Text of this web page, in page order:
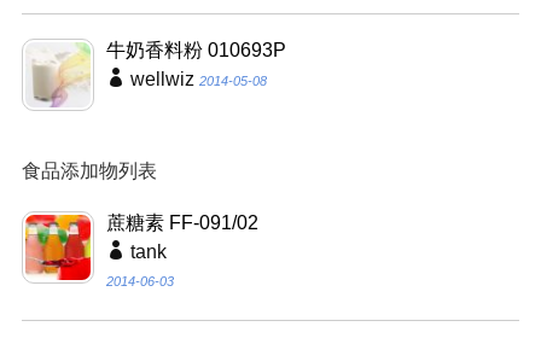
牛奶香料粉 010693P
wellwiz 2014-05-08
食品添加物列表
蔗糖素 FF-091/02
tank
2014-06-03